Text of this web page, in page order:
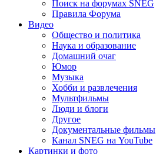
Поиск на форумах SNEG
Правила Форума
Видео
Общество и политика
Наука и образование
Домашний очаг
Юмор
Музыка
Хобби и развлечения
Мультфильмы
Люди и блоги
Другое
Документальные фильмы
Канал SNEG на YouTube
Картинки и фото